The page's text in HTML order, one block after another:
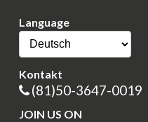
Language
Kontakt
(81)50-3647-0019
JOIN US ON